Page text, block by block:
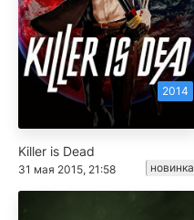
2014
Killer is Dead
31 мая 2015, 21:58 новинка